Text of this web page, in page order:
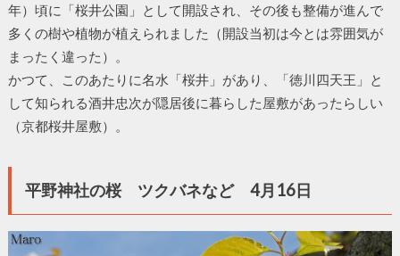
年）頃に「桜井公園」として開設され、その後も整備が進んで
多くの樹や植物が植えられました（開設当初は今とは雰囲気が
まったく違った）。
かつて、このあたりに名水「桜井」があり、「徳川四天王」と
して知られる酒井忠次が隠居後に暮らした屋敷があったらしい
（京都桜井屋敷）。
平野神社の桜 ツクバネなど 4月16日